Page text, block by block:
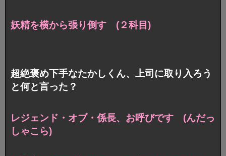
妖精を横から張り倒す (２科目)
超絶褒め下手なたかしくん、上司に取り入ろう
と何と言った？
レジェンド・オブ・係長、お呼びです (んだっ
しゃこら)